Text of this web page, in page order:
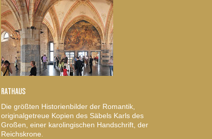
RATHAUS
Die größten Historienbilder der Romantik,
originalgetreue Kopien des Säbels Karls des
Großen, einer karolingischen Handschrift, der
Reichskrone.